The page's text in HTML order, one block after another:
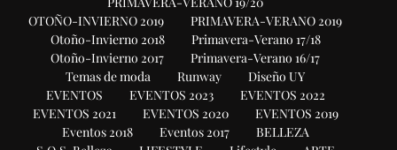
OTOÑO-INVIERNO 2019
PRIMAVERA-VERANO 2019
Otoño-Invierno 2018
Primavera-Verano 17/18
Otoño-Invierno 2017
Primavera-Verano 16/17
Temas de moda
Runway
Diseño UY
EVENTOS
EVENTOS 2023
EVENTOS 2022
EVENTOS 2021
EVENTOS 2020
EVENTOS 2019
Eventos 2018
Eventos 2017
BELLEZA